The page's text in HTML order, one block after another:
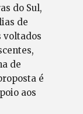
do Sul,
de
voltados
de
é
aos